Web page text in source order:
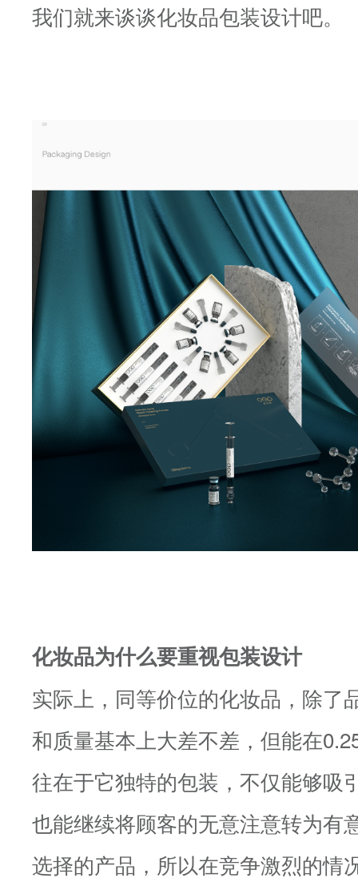
我们就来谈谈化妆品包装设计吧。
化妆品为什么要重视包装设计
实际上，同等价位的化妆品，除了
和质量基本上大差不差，但能在
往在于它独特的包装，不仅能够吸
也能继续将顾客的无意注意转为有
选择的产品，所以在竞争激烈的情